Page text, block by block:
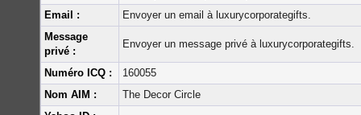
Email :
Envoyer un email à luxurycorporategifts.
Message
privé :
Envoyer un message privé à luxurycorporategifts.
Numéro ICQ :
160055
Nom AIM :
The Decor Circle